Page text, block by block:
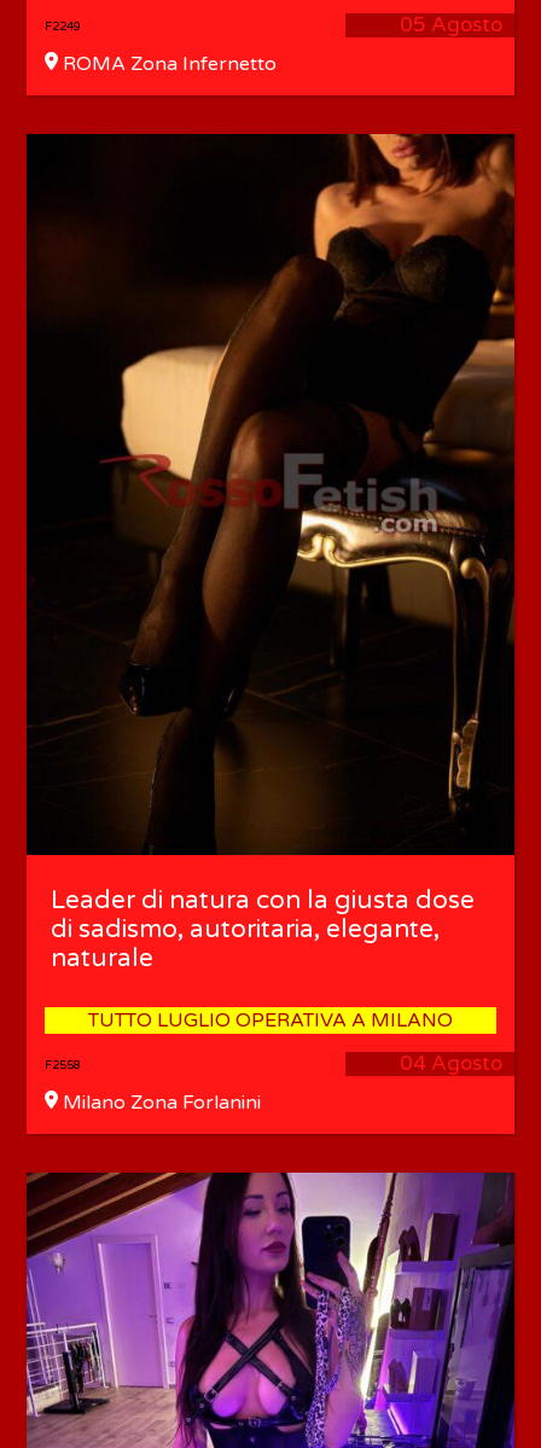
05 Agosto
F2249
ROMA Zona Infernetto
Leader di natura con la giusta dose
di sadismo, autoritaria, elegante,
naturale
TUTTO LUGLIO OPERATIVA A MILANO
04 Agosto
F2558
Milano Zona Forlanini